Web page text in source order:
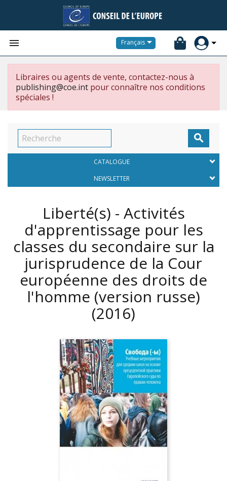
 Français
Libraires ou agents de vente, contactez-nous à
publishing@coe.int pour connaître nos conditions
spéciales !

CATALOGUE
NEWSLETTER
Liberté(s) - Activités
d'apprentissage pour les
classes du secondaire sur la
jurisprudence de la Cour
européenne des droits de
l'homme (version russe)
(2016)